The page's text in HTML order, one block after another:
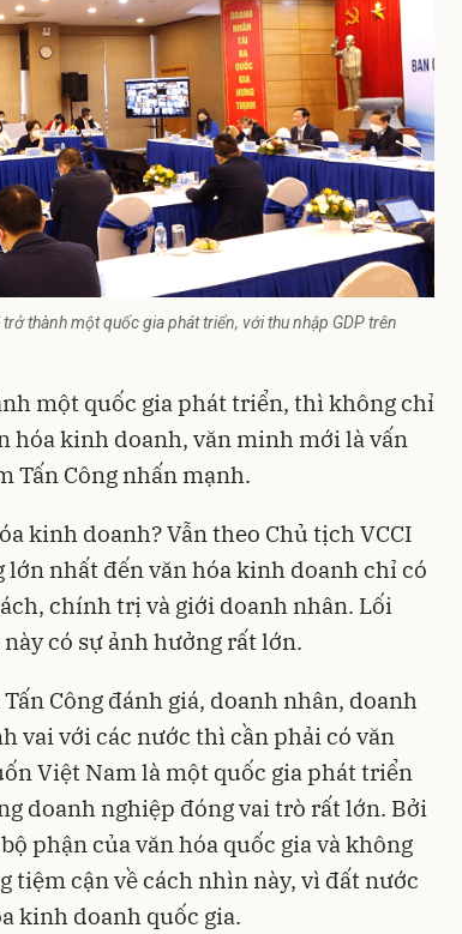
thành một quốc gia phát triển, với thu nhập GDP trên
một quốc gia phát triển, thì không chỉ
hóa kinh doanh, văn minh mới là vấn
Tấn Công nhấn mạnh.
kinh doanh? Vẫn theo Chủ tịch VCCI
lớn nhất đến văn hóa kinh doanh chỉ có
chính trị và giới doanh nhân. Lối
có sự ảnh hưởng rất lớn.
Công đánh giá, doanh nhân, doanh
vai với các nước thì cần phải có văn
Việt Nam là một quốc gia phát triển
doanh nghiệp đóng vai trò rất lớn. Bởi
phận của văn hóa quốc gia và không
tiệm cận về cách nhìn này, vì đất nước
kinh doanh quốc gia.